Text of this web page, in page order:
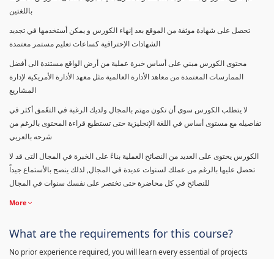
باللغتين
تحصل على شهادة موثقة من الموقع بعد إنهاء الكورس و يمكن أستخدمها في تجديد
الشهادات الإحترافية كساعات تعليم مستمر معتمدة
محتوى الكورس مبني على أساس خبرة عملية من أرض الواقع مستندة الى أفضل
الممارسات المعتمدة من معاهد الأدارة العالمية مثل معهد الأدارة الأمريكية لإدارة
المشاريع
لا يتطلب الكورس سوى أن تكون مهتم بالمجال ولديك الرغبة في التعّمق أكثر في
تفاصيله مع مستوى أساس في اللغة الإنجليزية حتى تستطيع قراءة المحتوى بالرغم من
شرحه بالعربي
الكورس يحتوى على العديد من النصائح العملية بناءً على الخبرة في المجال التى قد لا
تحصل عليها بالرغم من عملك لسنوات عديدة في المجال, لذلك ينصح بالأستماع جيداً
للنصائح في كل محاضرة حتى تختصر على نفسك سنوات في المجال
More
What are the requirements for this course?
No prior experience required, you will learn every essential of projects